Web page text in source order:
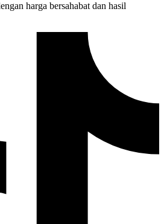
harga bersahabat dan hasil